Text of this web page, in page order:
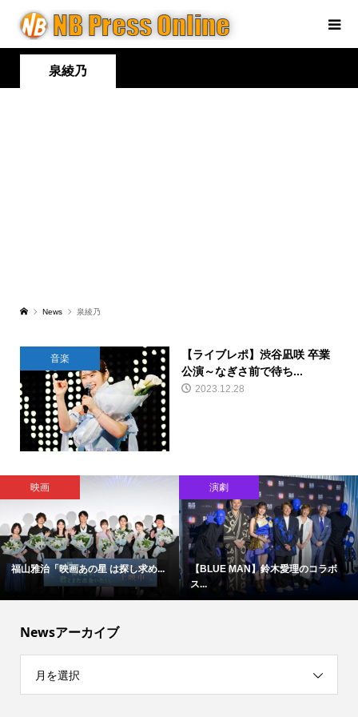
泉綾乃
News 泉綾乃
音楽
【ライブレポ】渋谷凪咲 卒業
公演～なぎさ前で待ち...
2023.12.28
映画
福山雅治「映画あの星 は探し求め...
演劇
【BLUE MAN】鈴木愛理のコラボ
ス...
Newsアーカイブ
月を選択